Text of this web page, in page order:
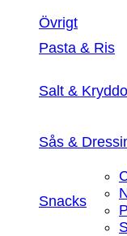
Övrigt
Pasta & Ris
Salt &
Sås &
Snacks